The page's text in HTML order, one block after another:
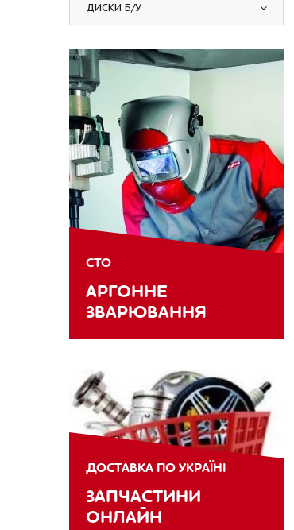
ДИСКИ Б/У
СТО
АРГОННЕ
ЗВАРЮВАННЯ
ДОСТАВКА ПО УКРАЇНІ
ЗАПЧАСТИНИ
ОНЛАЙН